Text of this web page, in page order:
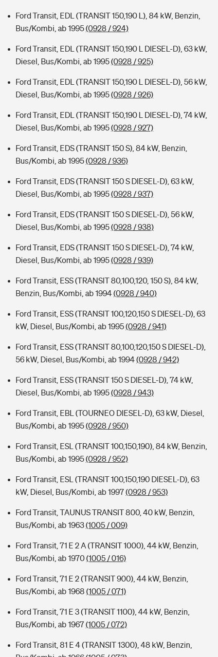
Ford Transit, EDL (TRANSIT 150,190 L), 84 kW, Benzin,
Bus/Kombi, ab 1995(0928 / 924)
Ford Transit, EDL (TRANSIT 150,190 L DIESEL-D), 63 kW,
Diesel, Bus/Kombi, ab 1995(0928 / 925)
Ford Transit, EDL (TRANSIT 150,190 L DIESEL-D), 56 kW,
Diesel, Bus/Kombi, ab 1995(0928 / 926)
Ford Transit, EDL (TRANSIT 150,190 L DIESEL-D), 74 kW,
Diesel, Bus/Kombi, ab 1995(0928 / 927)
Ford Transit, EDS (TRANSIT 150 S), 84 kW, Benzin,
Bus/Kombi, ab 1995(0928 / 936)
Ford Transit, EDS (TRANSIT 150 S DIESEL-D), 63 kW,
Diesel, Bus/Kombi, ab 1995(0928 / 937)
Ford Transit, EDS (TRANSIT 150 S DIESEL-D), 56 kW,
Diesel, Bus/Kombi, ab 1995(0928 / 938)
Ford Transit, EDS (TRANSIT 150 S DIESEL-D), 74 kW,
Diesel, Bus/Kombi, ab 1995(0928 / 939)
Ford Transit, ESS (TRANSIT 80,100,120, 150 S), 84 kW,
Benzin, Bus/Kombi, ab 1994(0928 / 940)
Ford Transit, ESS (TRANSIT 100,120,150 S DIESEL-D), 63
kW, Diesel, Bus/Kombi, ab 1995(0928 / 941)
Ford Transit, ESS (TRANSIT 80,100,120,150 S DIESEL-D),
56 kW, Diesel, Bus/Kombi, ab 1994(0928 / 942)
Ford Transit, ESS (TRANSIT 150 S DIESEL-D), 74 kW,
Diesel, Bus/Kombi, ab 1995(0928 / 943)
Ford Transit, EBL (TOURNEO DIESEL-D), 63 kW, Diesel,
Bus/Kombi, ab 1995(0928 / 950)
Ford Transit, ESL (TRANSIT 100,150,190), 84 kW, Benzin,
Bus/Kombi, ab 1995(0928 / 952)
Ford Transit, ESL (TRANSIT 100,150,190 DIESEL-D), 63
kW, Diesel, Bus/Kombi, ab 1997(0928 / 953)
Ford Transit, TAUNUS TRANSIT 800, 40 kW, Benzin,
Bus/Kombi, ab 1963(1005 / 009)
Ford Transit, 71 E 2 A (TRANSIT 1000), 44 kW, Benzin,
Bus/Kombi, ab 1970(1005 / 016)
Ford Transit, 71 E 2 (TRANSIT 900), 44 kW, Benzin,
Bus/Kombi, ab 1968 (1005 / 071)
Ford Transit, 71 E 3 (TRANSIT 1100), 44 kW, Benzin,
Bus/Kombi, ab 1967(1005 / 072)
Ford Transit, 81 E 4 (TRANSIT 1300), 48 kW, Benzin,